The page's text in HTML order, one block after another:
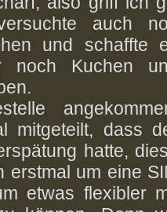
auch
und schaffte
noch Kuchen
mitgeteilt, dass
hatte,
erstmal um eine
etwas flexibler